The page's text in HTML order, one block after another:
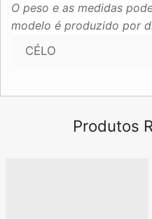
O peso e as medidas
modelo é produzido por
CÉLO
Produtos